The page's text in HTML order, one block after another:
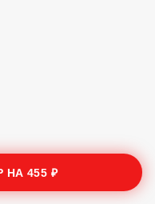
НА455 ₽